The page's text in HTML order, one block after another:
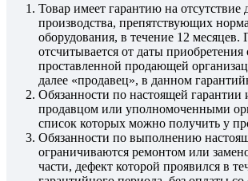
Товар имеет гарантию на отсутствие
производства, препятствующих
оборудования, в течение 12
отсчитывается от даты приобретения
проставленной продающей
далее «продавец», в данном
Обязанности по настоящей гарантии
продавцом или уполномоченными
список которых можно получить у
Обязанности по выполнению
ограничиваются ремонтом или
части, дефект которой проявился в